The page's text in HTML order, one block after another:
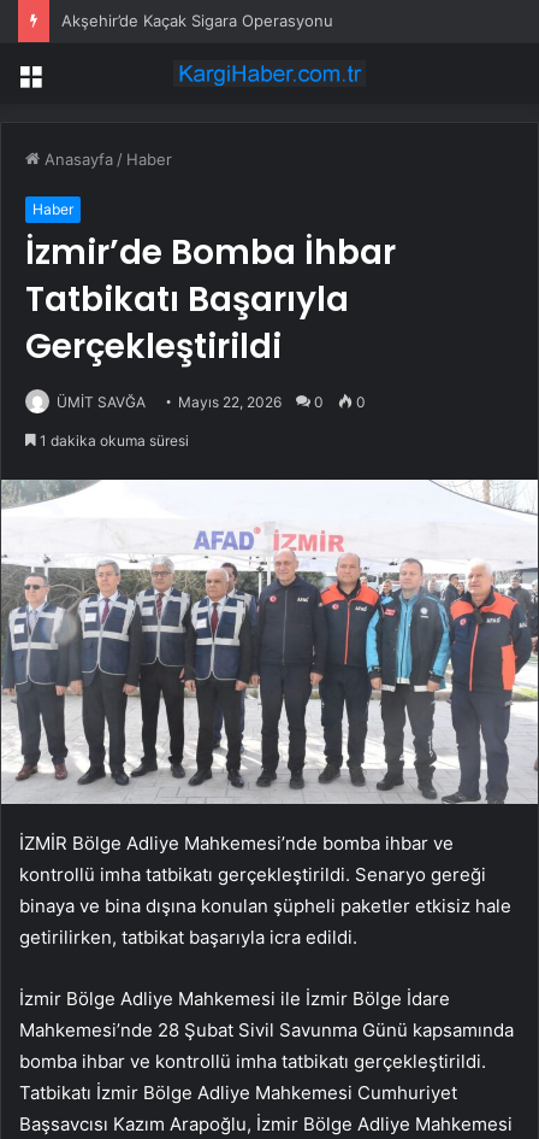
Akşehir’de Kaçak Sigara Operasyonu
Menü
Anasayfa / Haber
Haber
İzmir’de Bomba İhbar
Tatbikatı Başarıyla
Gerçekleştirildi
ÜMİT SAVĞA Mayıs 22, 2026 0 0
1 dakika okuma süresi
İZMİR Bölge Adliye Mahkemesi’nde bomba ihbar ve
kontrollü imha tatbikatı gerçekleştirildi. Senaryo gereği
binaya ve bina dışına konulan şüpheli paketler etkisiz hale
getirilirken, tatbikat başarıyla icra edildi.
İzmir Bölge Adliye Mahkemesi ile İzmir Bölge İdare
Mahkemesi’nde 28 Şubat Sivil Savunma Günü kapsamında
bomba ihbar ve kontrollü imha tatbikatı gerçekleştirildi.
Tatbikatı İzmir Bölge Adliye Mahkemesi Cumhuriyet
Başsavcısı Kazım Arapoğlu, İzmir Bölge Adliye Mahkemesi